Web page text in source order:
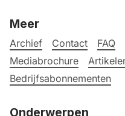
Meer
Archief Contact FAQ
Mediabrochure
Bedrijfsabonnementen
Onderwerpen